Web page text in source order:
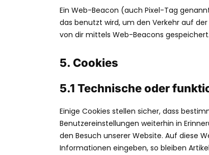
Ein Web-Beacon (auch Pixel-Tag
das benutzt wird, um den Verkehr auf
von dir mittels Web-Beacons gespeichert.
5. Cookies
5.1 Technische oder
Einige Cookies stellen sicher, dass
Benutzereinstellungen weiterhin in
den Besuch unserer Website. Auf diese
Informationen eingeben, so bleiben